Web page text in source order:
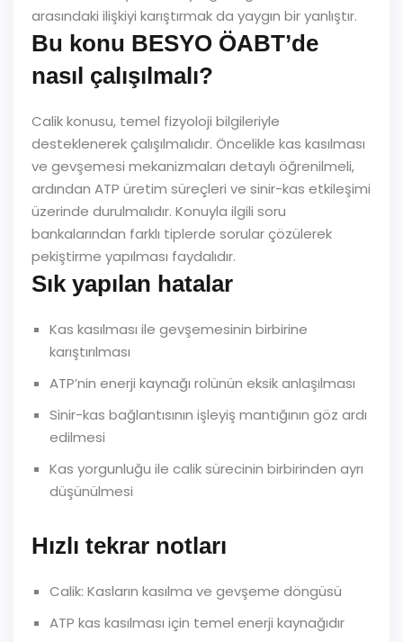
arasındaki ilişkiyi karıştırmak da yaygın bir yanlıştır.
Bu konu BESYO ÖABT’de
nasıl çalışılmalı?
Calik konusu, temel fizyoloji bilgileriyle
desteklenerek çalışılmalıdır. Öncelikle kas kasılması
ve gevşemesi mekanizmaları detaylı öğrenilmeli,
ardından ATP üretim süreçleri ve sinir-kas etkileşimi
üzerinde durulmalıdır. Konuyla ilgili soru
bankalarından farklı tiplerde sorular çözülerek
pekiştirme yapılması faydalıdır.
Sık yapılan hatalar
Kas kasılması ile gevşemesinin birbirine
karıştırılması
ATP’nin enerji kaynağı rolünün eksik anlaşılması
Sinir-kas bağlantısının işleyiş mantığının göz ardı
edilmesi
Kas yorgunluğu ile calik sürecinin birbirinden ayrı
düşünülmesi
Hızlı tekrar notları
Calik: Kasların kasılma ve gevşeme döngüsü
ATP kas kasılması için temel enerji kaynağıdır